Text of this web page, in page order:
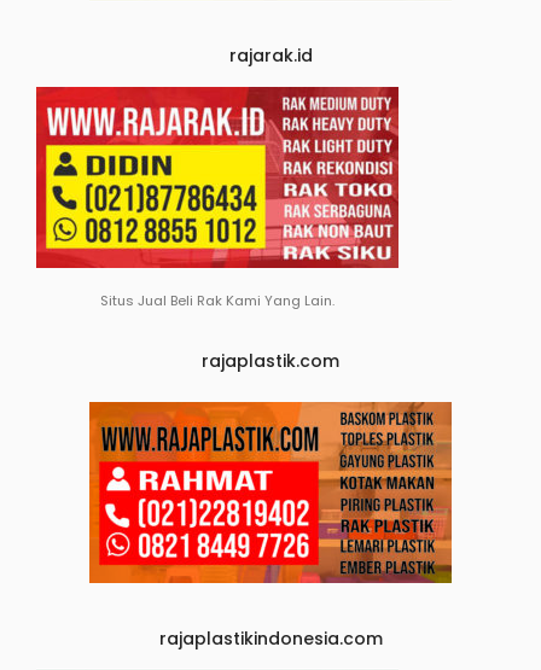
rajarak.id
Situs Jual Beli Rak Kami Yang Lain.
rajaplastik.com
rajaplastikindonesia.com